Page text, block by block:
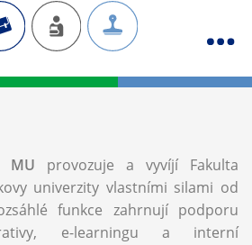
MU provozuje a vyvíjí Fakulta
univerzity vlastními silami od
funkce zahrnují podporu
e-learningu a interní